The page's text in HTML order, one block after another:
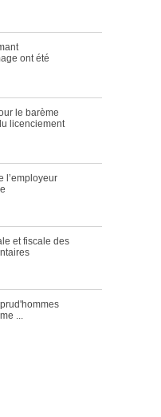
ont été
le barème
licenciement
l’employeur
et fiscale des
...